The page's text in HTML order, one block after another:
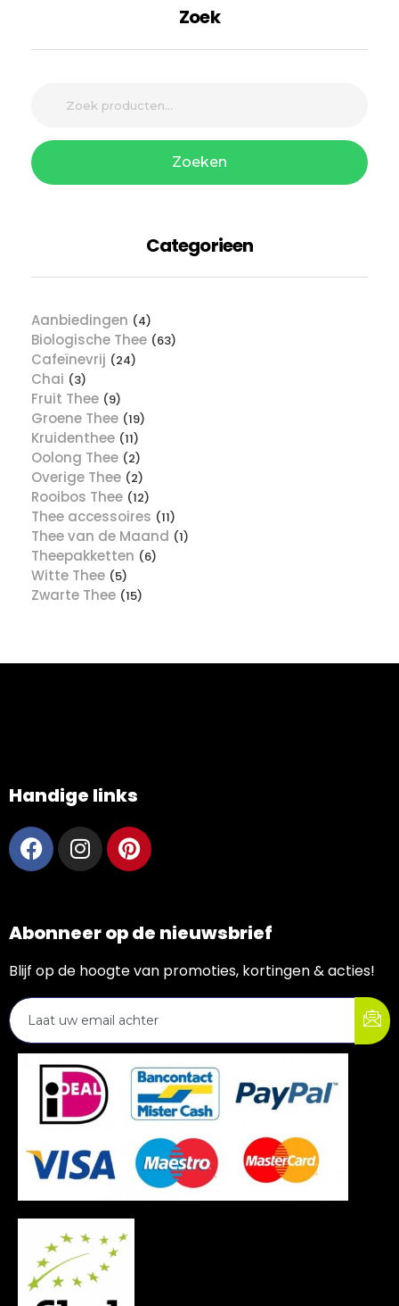
Zoek
Zoeken
Categorieen
Aanbiedingen (4)
Biologische Thee (63)
Cafeïnevrij (24)
Chai (3)
Fruit Thee (9)
Groene Thee (19)
Kruidenthee (11)
Oolong Thee (2)
Overige Thee (2)
Rooibos Thee (12)
Thee accessoires (11)
Thee van de Maand (1)
Theepakketten (6)
Witte Thee (5)
Zwarte Thee (15)
Handige links
Abonneer op de nieuwsbrief
Blijf op de hoogte van promoties, kortingen & acties!